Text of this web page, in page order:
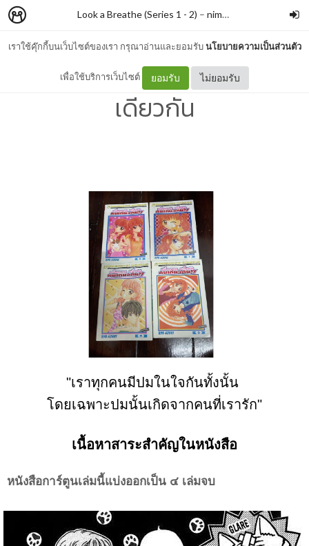
เราใช้คุ๊กกี้บนเว็บไซต์ของเรา กรุณาอ่านและยอมรับนโยบายความเป็นส่วนตัว
เพื่อใช้บริการเว็บไซต์ ยอมรับ ไม่ยอมรับ
Look a Breathe (Series 1 - 2) – nimon
#126 หนึ่งหวาน หนึ่งซน คน
เดียวกัน
"เราทุกคนมีปมในใจกันทั้งนั้น
โดยเฉพาะปมนั้นเกิดจากคนที่เรารัก"
เนื้อหาสาระสำคัญในหนังสือ
หนังสือการ์ตูนเล่มนี้แบ่งออกเป็น ๔ เล่มจบ